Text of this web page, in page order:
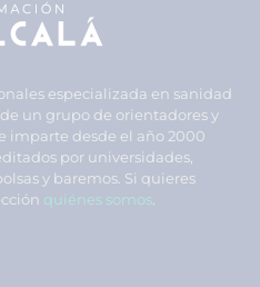
especializada en sanidad
un grupo de orientadores y
imparte desde el año 2000
por universidades,
y baremos. Si quieres
quiénes somos